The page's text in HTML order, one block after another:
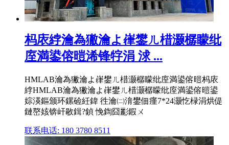
杩庡綍瀹為獙瀹よ嵂鐢ㄦ棤灏樼矇纰
庢満鍙傛暟浠锋牸涓 浗 ...
HMLAB瀹為獙瀹よ嵂鐢ㄦ棤灏樼矇纰庢満鍙傛暟杩庡
綍HMLAB瀹為獙瀹よ嵂鐢ㄦ棤灏樼矇纰庢満鍙傛暟鍙
婃渶鏂颁环鏍硷紝鍏 徃瀹㈡湇鐢佃瘽7*24灏忔椂涓烘偍
鏈嶅姟锛屽敭鍓?鍞 悗鍧囧彲鍜ㄨ
联系电话: 180 3780 8511